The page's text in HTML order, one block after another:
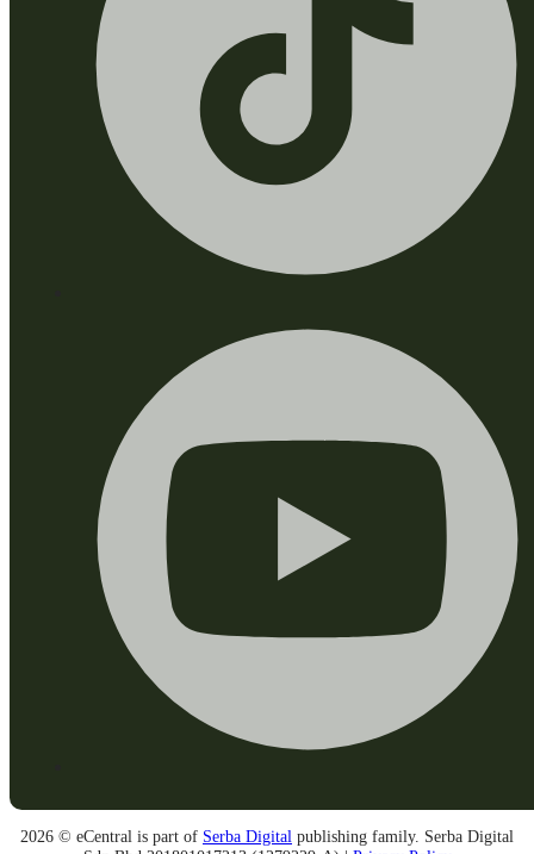
2026 © eCentral is part of Serba Digital publishing family. Serba Digital